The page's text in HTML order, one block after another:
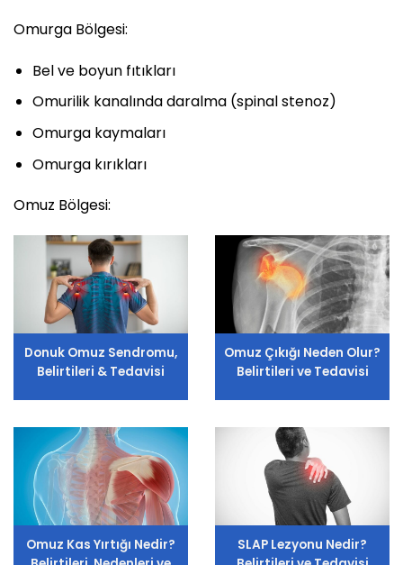
Omurga Bölgesi:
Bel ve boyun fıtıkları
Omurilik kanalında daralma (spinal stenoz)
Omurga kaymaları
Omurga kırıkları
Omuz Bölgesi:
Donuk Omuz Sendromu,
Belirtileri & Tedavisi
Omuz Çıkığı Neden Olur?
Belirtileri ve Tedavisi
Omuz Kas Yırtığı Nedir?
SLAP Lezyonu Nedir?